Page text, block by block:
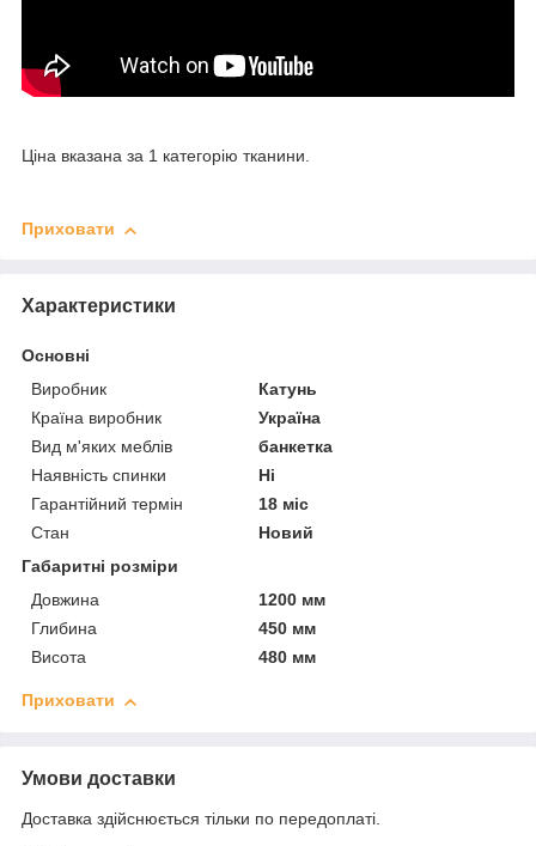
Ціна вказана за 1 категорію тканини.
Приховати
Характеристики
Основні
Виробник
Катунь
Країна виробник
Україна
Вид м'яких меблів
банкетка
Наявність спинки
Ні
Гарантійний термін
18 міс
Стан
Новий
Габаритні розміри
Довжина
1200 мм
Глибина
450 мм
Висота
480 мм
Приховати
Умови доставки
Доставка здійснюється тільки по передоплаті.